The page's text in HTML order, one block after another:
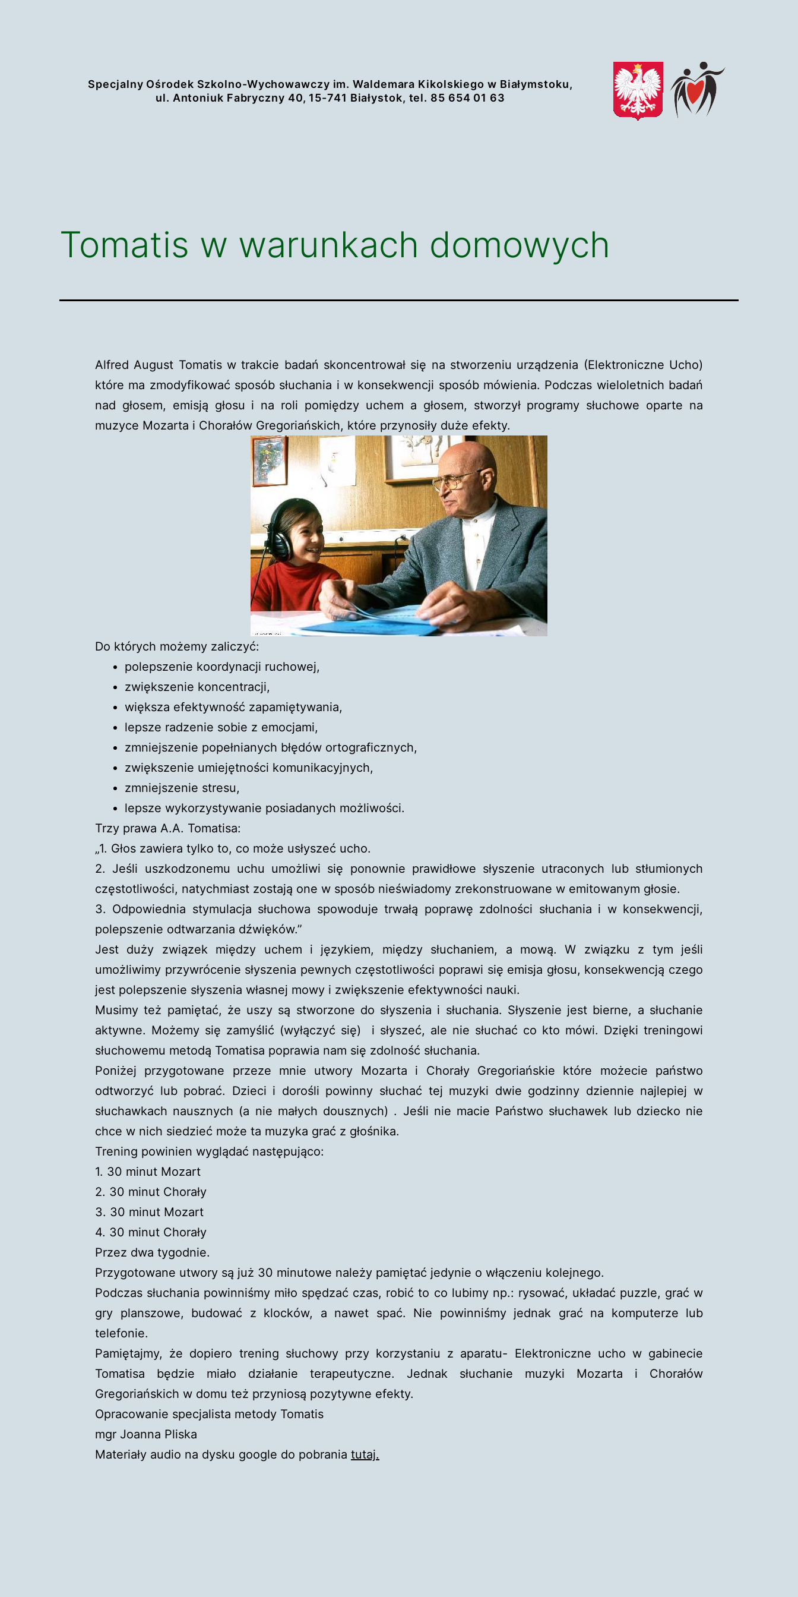
Specjalny Ośrodek Szkolno-Wychowawczy im. Waldemara Kikolskiego w Białymstoku,
ul. Antoniuk Fabryczny 40, 15-741 Białystok, tel. 85 654 01 63
Tomatis w warunkach domowych
Alfred August Tomatis w trakcie badań skoncentrował się na stworzeniu urządzenia (Elektroniczne Ucho)
które ma zmodyfikować sposób słuchania i w konsekwencji sposób mówienia. Podczas wieloletnich badań
nad głosem, emisją głosu i na roli pomiędzy uchem a głosem, stworzył programy słuchowe oparte na
muzyce Mozarta i Chorałów Gregoriańskich, które przynosiły duże efekty.
Do których możemy zaliczyć:
polepszenie koordynacji ruchowej,
zwiększenie koncentracji,
większa efektywność zapamiętywania,
lepsze radzenie sobie z emocjami,
zmniejszenie popełnianych błędów ortograficznych,
zwiększenie umiejętności komunikacyjnych,
zmniejszenie stresu,
lepsze wykorzystywanie posiadanych możliwości.
Trzy prawa A.A. Tomatisa:
„1. Głos zawiera tylko to, co może usłyszeć ucho.
2. Jeśli uszkodzonemu uchu umożliwi się ponownie prawidłowe słyszenie utraconych lub stłumionych
częstotliwości, natychmiast zostają one w sposób nieświadomy zrekonstruowane w emitowanym głosie.
3. Odpowiednia stymulacja słuchowa spowoduje trwałą poprawę zdolności słuchania i w konsekwencji,
polepszenie odtwarzania dźwięków.”
Jest duży związek między uchem i językiem, między słuchaniem, a mową. W związku z tym jeśli
umożliwimy przywrócenie słyszenia pewnych częstotliwości poprawi się emisja głosu, konsekwencją czego
jest polepszenie słyszenia własnej mowy i zwiększenie efektywności nauki.
Musimy też pamiętać, że uszy są stworzone do słyszenia i słuchania. Słyszenie jest bierne, a słuchanie
aktywne. Możemy się zamyślić (wyłączyć się) i słyszeć, ale nie słuchać co kto mówi. Dzięki treningowi
słuchowemu metodą Tomatisa poprawia nam się zdolność słuchania.
Poniżej przygotowane przeze mnie utwory Mozarta i Chorały Gregoriańskie które możecie państwo
odtworzyć lub pobrać. Dzieci i dorośli powinny słuchać tej muzyki dwie godzinny dziennie najlepiej w
słuchawkach nausznych (a nie małych dousznych) . Jeśli nie macie Państwo słuchawek lub dziecko nie
chce w nich siedzieć może ta muzyka grać z głośnika.
Trening powinien wyglądać następująco:
1. 30 minut Mozart
2. 30 minut Chorały
3. 30 minut Mozart
4. 30 minut Chorały
Przez dwa tygodnie.
Przygotowane utwory są już 30 minutowe należy pamiętać jedynie o włączeniu kolejnego.
Podczas słuchania powinniśmy miło spędzać czas, robić to co lubimy np.: rysować, układać puzzle, grać w
gry planszowe, budować z klocków, a nawet spać. Nie powinniśmy jednak grać na komputerze lub
telefonie.
Pamiętajmy, że dopiero trening słuchowy przy korzystaniu z aparatu- Elektroniczne ucho w gabinecie
Tomatisa będzie miało działanie terapeutyczne. Jednak słuchanie muzyki Mozarta i Chorałów
Gregoriańskich w domu też przyniosą pozytywne efekty.
Opracowanie specjalista metody Tomatis
mgr Joanna Pliska
Materiały audio na dysku google do pobrania tutaj.